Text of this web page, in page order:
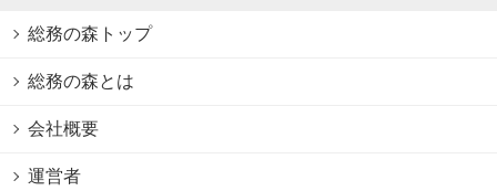
総務の森トップ
総務の森とは
会社概要
運営者